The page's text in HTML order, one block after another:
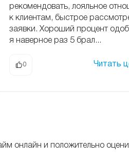
рекомендовать, лояльное
к клиентам, быстрое
заявки. Хороший процент
я наверное раз 5 брал...
0 Читать
онлайн и положительно